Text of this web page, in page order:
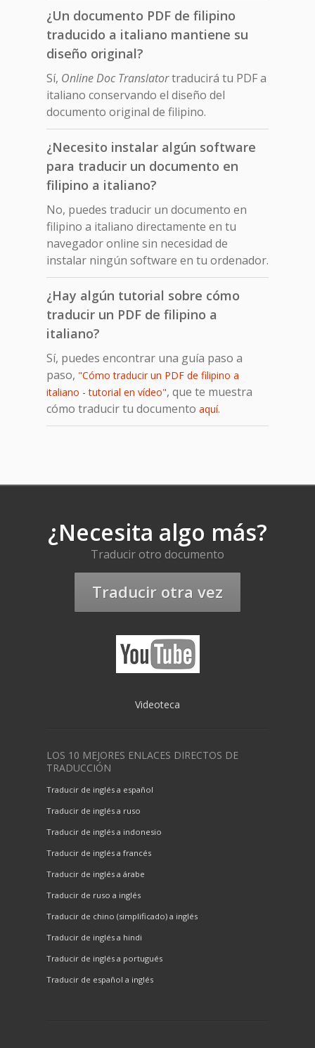
¿Un documento PDF de filipino
traducido a italiano mantiene su
diseño original?
Sí, Online Doc Translatortraducirá tu PDF a
italiano conservando el diseño del
documento original de filipino.
¿Necesito instalar algún software
para traducir un documento en
filipino a italiano?
No, puedes traducir un documento en
filipino a italiano directamente en tu
navegador online sin necesidad de
instalar ningún software en tu ordenador.
¿Hay algún tutorial sobre cómo
traducir un PDF de filipino a
italiano?
Sí, puedes encontrar una guía paso a
paso, "Cómo traducir un PDF de filipino a
italiano - tutorial en vídeo", que te muestra
cómo traducir tu documento aquí.
¿Necesita algo más?
Traducir otro documento
Traducir otra vez
Videoteca
LOS 10 MEJORES ENLACES DIRECTOS DE
TRADUCCIÓN
Traducir de inglés a español
Traducir de inglés a ruso
Traducir de inglés a indonesio
Traducir de inglés a francés
Traducir de inglés a árabe
Traducir de ruso a inglés
Traducir de chino (simplificado) a inglés
Traducir de inglés a hindi
Traducir de inglés a portugués
Traducir de español a inglés